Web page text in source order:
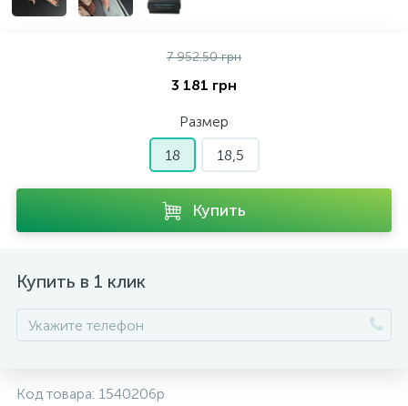
7 952.50 грн
3 181 грн
Размер
18
18,5
Купить
Купить в 1 клик
Код товара: 1540206p